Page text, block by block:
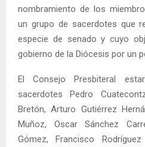
nombramiento de los
un grupo de sacerdotes que
especie de senado y cuyo
gobierno de la Diócesis por un
El Consejo Presbiteral
sacerdotes Pedro
Bretón, Arturo Gutiérrez
Muñoz, Oscar Sánchez
Gómez, Francisco